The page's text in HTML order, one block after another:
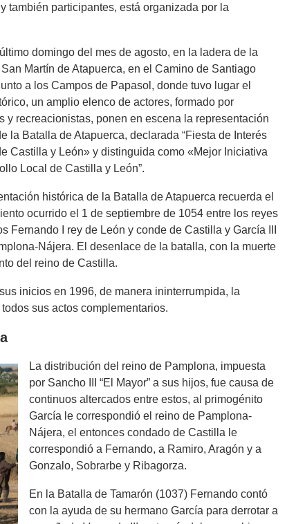
también participantes, está organizada por la
domingo del mes de agosto, en la ladera de la
San Martín de Atapuerca, en el Camino de Santiago
a los Campos de Papasol, donde tuvo lugar el
un amplio elenco de actores, formado por
y recreacionistas, ponen en escena la representación
la Batalla de Atapuerca, declarada “Fiesta de Interés
Castilla y León» y distinguida como «Mejor Iniciativa
Local de Castilla y León”.
histórica de la Batalla de Atapuerca recuerda el
ocurrido el 1 de septiembre de 1054 entre los reyes
Fernando I rey de León y conde de Castilla y García III
Nájera. El desenlace de la batalla, con la muerte
del reino de Castilla.
inicios en 1996, de manera ininterrumpida, la
sus actos complementarios.
La distribución del reino de Pamplona, impuesta
por Sancho III “El Mayor” a sus hijos, fue causa de
continuos altercados entre estos, al primogénito
García le correspondió el reino de Pamplona-
Nájera, el entonces condado de Castilla le
correspondió a Fernando, a Ramiro, Aragón y a
Gonzalo, Sobrarbe y Ribagorza.
En la Batalla de Tamarón (1037) Fernando contó
con la ayuda de su hermano García para derrotar a